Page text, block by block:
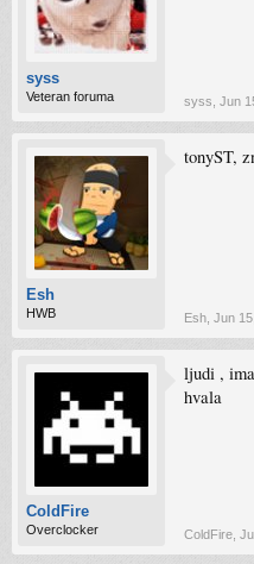
syss
Veteran foruma
syss Jun
Esh
HWB
tonyST,
Esh Jun
ColdFire
Overclocker
ljudi ,
hvala
ColdFire